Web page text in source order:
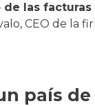
las facturas
CEO de la
país